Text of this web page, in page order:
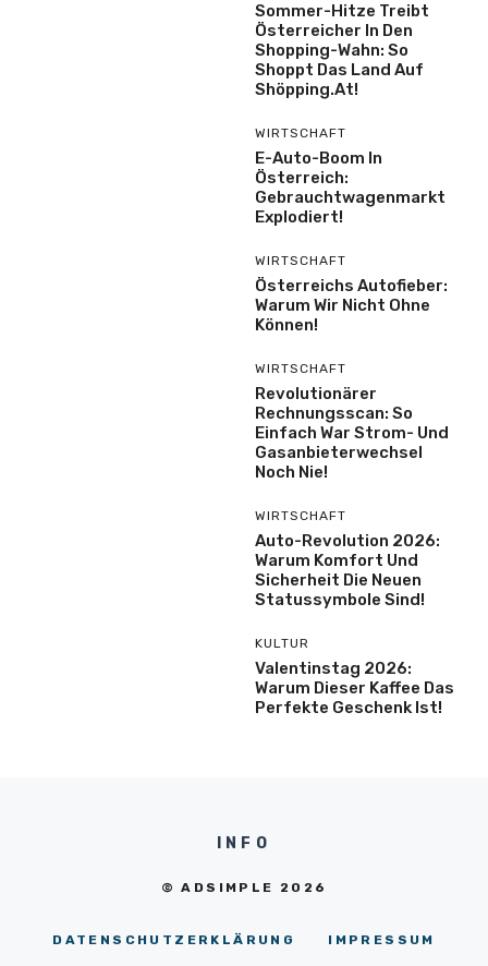
Sommer-Hitze Treibt
Österreicher In Den
Shopping-Wahn: So
Shoppt Das Land Auf
Shöpping.at!
WIRTSCHAFT
E-Auto-Boom In
Österreich:
Gebrauchtwagenmarkt
Explodiert!
WIRTSCHAFT
Österreichs Autofieber:
Warum Wir Nicht Ohne
Können!
WIRTSCHAFT
Revolutionärer
Rechnungsscan: So
Einfach War Strom- Und
Gasanbieterwechsel
Noch Nie!
WIRTSCHAFT
Auto-Revolution 2026:
Warum Komfort Und
Sicherheit Die Neuen
Statussymbole Sind!
KULTUR
Valentinstag 2026:
Warum Dieser Kaffee Das
Perfekte Geschenk Ist!
INFO
© ADSIMPLE 2026
DATENSCHUTZERKLÄRUNG IMPRESSUM